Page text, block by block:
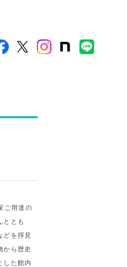
ご用達の
ととも
を拝見
から歴史
した館内